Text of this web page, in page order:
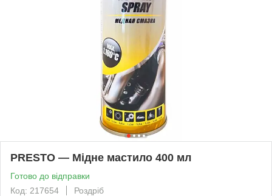
PRESTO — Мідне мастило 400 мл
Готово до відправки
Код: 217654
Роздріб